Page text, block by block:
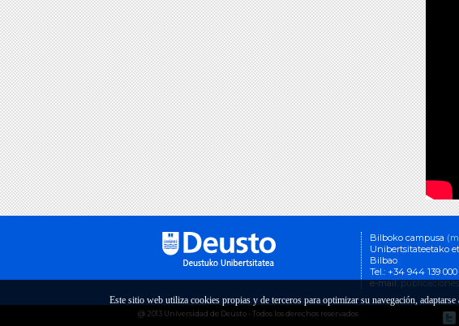
Este sitio web utiliza cookies propias y de terceros para optimizar su navegación,
Bilboko campusa
Unibertsitateetako
Bilbao
Tel.: +34 944 139 000
e-mail:
@ 2013 Universidad de Deusto - Todos los derechos reservados